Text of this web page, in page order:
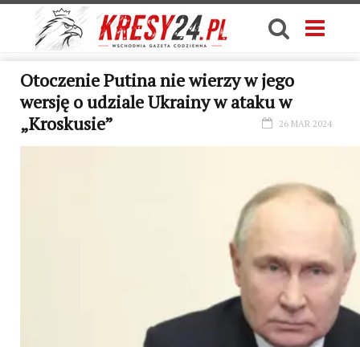
Otoczenie Putina nie wierzy w jego
wersję o udziale Ukrainy w ataku w
„Kroskusie”
26 MAR 2024